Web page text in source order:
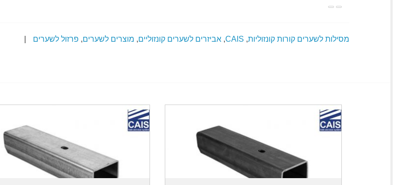
מסילות לשערים קורות קונזוליות,
CAIS
,אביזרים לשערים קונזוליים, מוצרים לשערים, פרזול לשערים